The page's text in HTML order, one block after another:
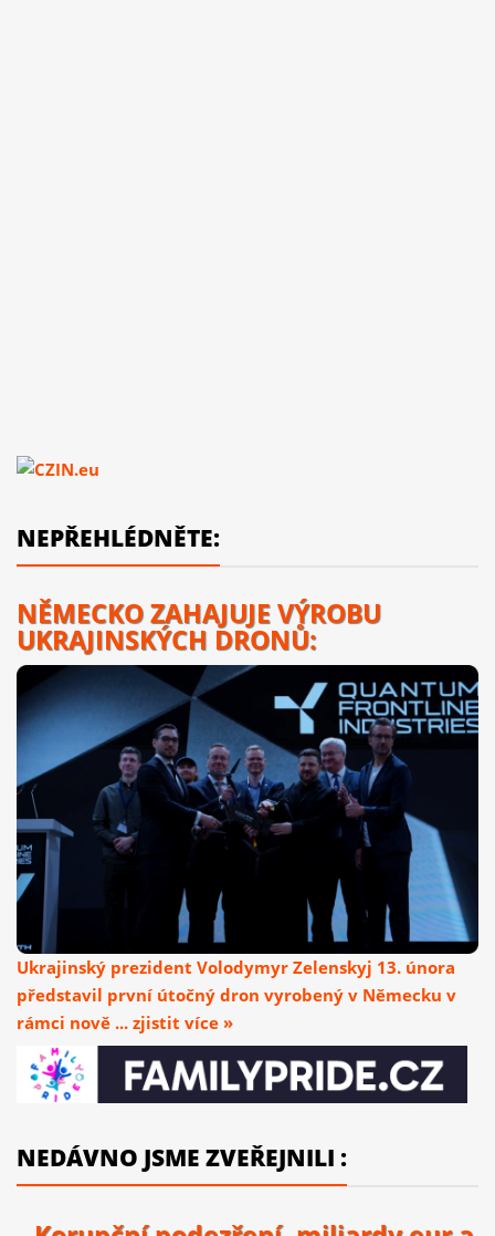
NEPŘEHLÉDNĚTE:
NĚMECKO ZAHAJUJE VÝROBU
UKRAJINSKÝCH DRONŮ:
Ukrajinský prezident Volodymyr Zelenskyj 13. února
představil první útočný dron vyrobený v Německu v
rámci nově ... zjistit více »
NEDÁVNO JSME ZVEŘEJNILI :